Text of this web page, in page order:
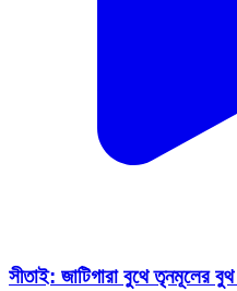
সীতাই: জাটিগারা বুথে তৃনমূলের